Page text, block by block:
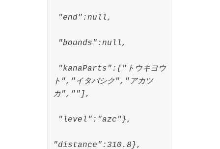
"end":null,
"bounds":null,
"kanaParts":["トウキヨウ
ト","イタバシク","アカツ
カ",""],
"level":"azc"},
"distance":310.8},